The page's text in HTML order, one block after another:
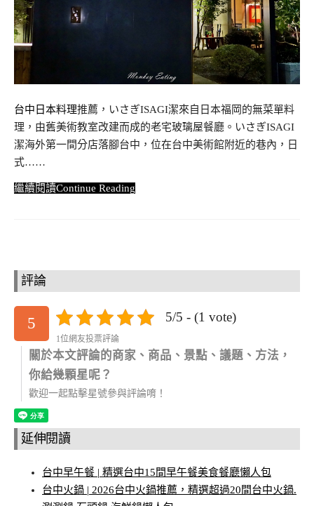
台中日本料理推薦，いさぎISAGI潔來自日本福岡的無菜單料
理，由舊美術教室改建而成的老宅玻璃屋餐廳。いさぎISAGI
潔海外第一間分店落腳台中，位在台中美術館附近的巷內，日
式……
Continue Reading
評論
5 5/5 - (1 vote)
1位網友投票評論
關於本文評論的商家、商品、景點、議題、方法，
你給幾顆星呢？
歡迎一起點擊星號參與評論唷！
延伸閱讀
台中早午餐 | 精選台中15間早午餐美食餐廳懶人包
台中火鍋 | 2026台中火鍋推薦，精選超過20間台中火鍋.